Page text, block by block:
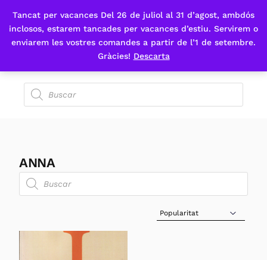
Tancat per vacances Del 26 de juliol al 31 d’agost, ambdós
inclosos, estarem tancades per vacances d’estiu. Servirem o
enviarem les vostres comandes a partir de l’1 de setembre.
Gràcies! Descarta
Fes-te'n sòcia
ANNA
Sort Products